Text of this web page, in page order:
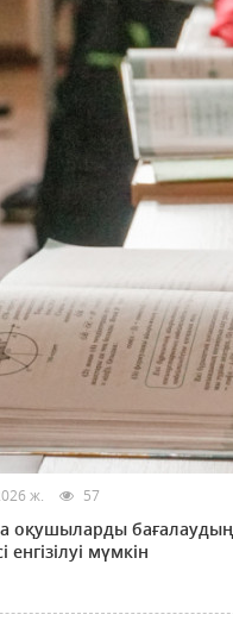
ж. 57
оқушыларды бағалаудың
мүмкін